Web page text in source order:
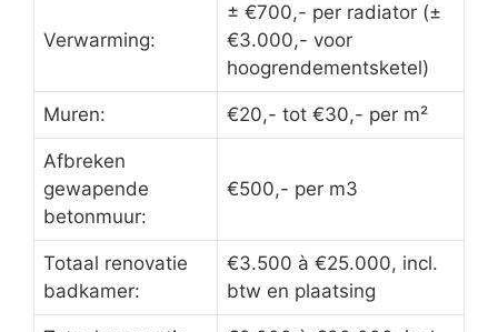
Verwarming:
± €700,- per radiator (±
€3.000,- voor
hoogrendementsketel)
Muren: €20,- tot €30,- per m²
Afbreken
gewapende
betonmuur:
€500,- per m3
Totaal renovatie
badkamer:
€3.500 à €25.000, incl.
btw en plaatsing